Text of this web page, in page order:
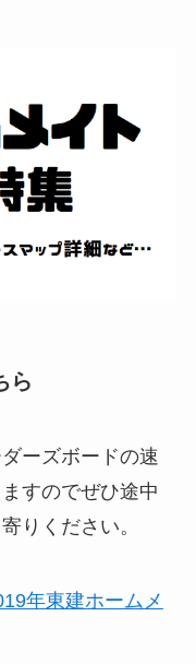
ら
ーズボードの速
すのでぜひ途中
りください。
年東建ホームメ